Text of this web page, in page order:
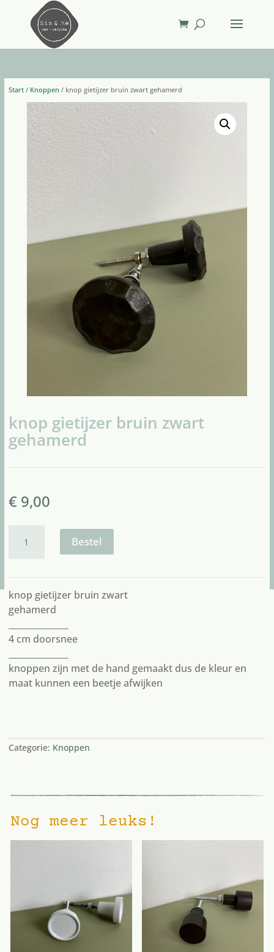
Start/ Knoppen / knop gietijzer bruin zwart gehamerd
knop gietijzer bruin zwart
gehamerd
€9,00
gietijzer Bestel
knop gietijzer bruin zwart
gehamerd
4 cm doorsnee
knoppen zijn met de hand gemaakt dus de kleur en
maat kunnen een beetje afwijken
Categorie: Knoppen
Nog meer leuks!